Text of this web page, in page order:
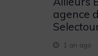
agence
1 an ago